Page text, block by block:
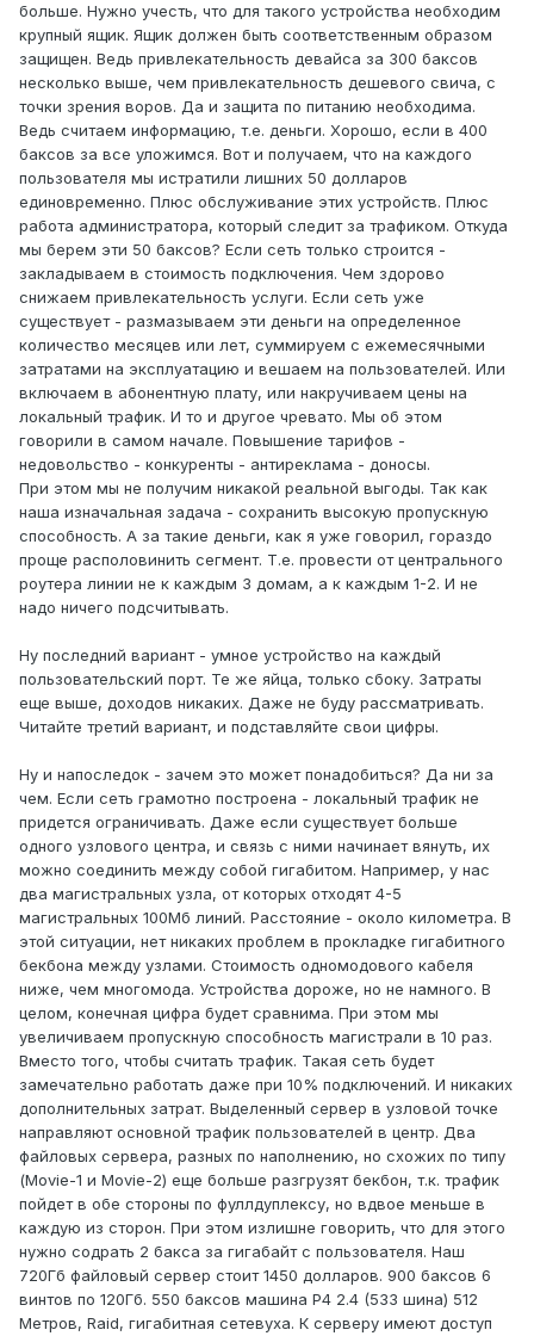
больше. Нужно учесть, что для такого устройства необходим
крупный ящик. Ящик должен быть соответственным образом
защищен. Ведь привлекательность девайса за 300 баксов
несколько выше, чем привлекательность дешевого свича, с
точки зрения воров. Да и защита по питанию необходима.
Ведь считаем информацию, т.е. деньги. Хорошо, если в 400
баксов за все уложимся. Вот и получаем, что на каждого
пользователя мы истратили лишних 50 долларов
единовременно. Плюс обслуживание этих устройств. Плюс
работа администратора, который следит за трафиком. Откуда
мы берем эти 50 баксов? Если сеть только строится -
закладываем в стоимость подключения. Чем здорово
снижаем привлекательность услуги. Если сеть уже
существует - размазываем эти деньги на определенное
количество месяцев или лет, суммируем с ежемесячными
затратами на эксплуатацию и вешаем на пользователей. Или
включаем в абонентную плату, или накручиваем цены на
локальный трафик. И то и другое чревато. Мы об этом
говорили в самом начале. Повышение тарифов -
недовольство - конкуренты - антиреклама - доносы.
При этом мы не получим никакой реальной выгоды. Так как
наша изначальная задача - сохранить высокую пропускную
способность. А за такие деньги, как я уже говорил, гораздо
проще располовинить сегмент. Т.е. провести от центрального
роутера линии не к каждым 3 домам, а к каждым 1-2. И не
надо ничего подсчитывать.
Ну последний вариант - умное устройство на каждый
пользовательский порт. Те же яйца, только сбоку. Затраты
еще выше, доходов никаких. Даже не буду рассматривать.
Читайте третий вариант, и подставляйте свои цифры.
Ну и напоследок - зачем это может понадобиться? Да ни за
чем. Если сеть грамотно построена - локальный трафик не
придется ограничивать. Даже если существует больше
одного узлового центра, и связь с ними начинает вянуть, их
можно соединить между собой гигабитом. Например, у нас
два магистральных узла, от которых отходят 4-5
магистральных 100Мб линий. Расстояние - около километра. В
этой ситуации, нет никаких проблем в прокладке гигабитного
бекбона между узлами. Стоимость одномодового кабеля
ниже, чем многомода. Устройства дороже, но не намного. В
целом, конечная цифра будет сравнима. При этом мы
увеличиваем пропускную способность магистрали в 10 раз.
Вместо того, чтобы считать трафик. Такая сеть будет
замечательно работать даже при 10% подключений. И никаких
дополнительных затрат. Выделенный сервер в узловой точке
направляют основной трафик пользователей в центр. Два
файловых сервера, разных по наполнению, но схожих по типу
(Movie-1 и Movie-2) еще больше разгрузят бекбон, т.к. трафик
пойдет в обе стороны по фуллдуплексу, но вдвое меньше в
каждую из сторон. При этом излишне говорить, что для этого
нужно содрать 2 бакса за гигабайт с пользователя. Наш
720Гб файловый сервер стоит 1450 долларов. 900 баксов 6
винтов по 120Гб. 550 баксов машина P4 2.4 (533 шина) 512
Метров, Raid, гигабитная сетевуха. К серверу имеют доступ